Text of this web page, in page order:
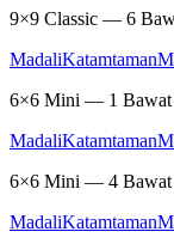
9×9 Classic — 6
MadaliKatamtaman
6×6 Mini — 1 Bawat
MadaliKatamtaman
6×6 Mini — 4 Bawat
MadaliKatamtaman